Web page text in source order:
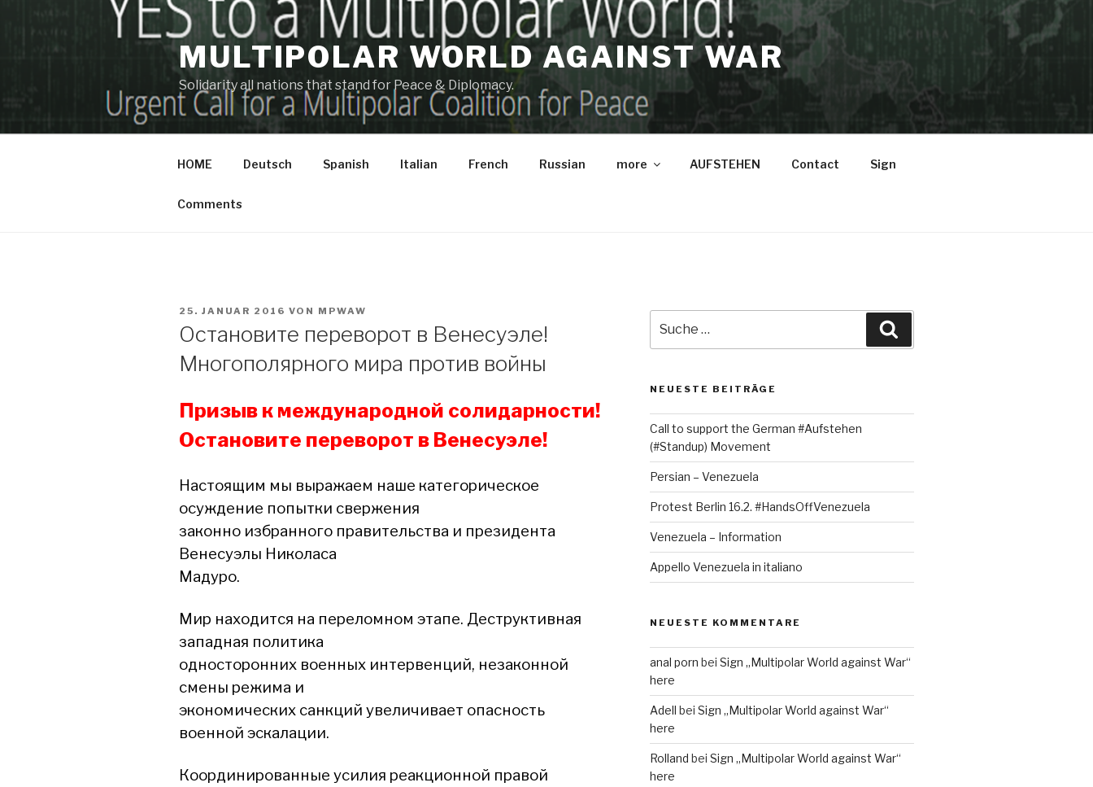
springen
MULTIPOLAR WORLD AGAINST WAR
Solidarity all nations that stand for Peace & Diplomacy.
HOME Deutsch Spanish Italian French Russian more AUFSTEHEN Contact Sign
Comments
VERÖFFENTLICHT
AM
25. JANUAR 2016 VON MPWAW
Остановите переворот в Венесуэле!
Многополярного мира против войны
Призыв к международной солидарности!
Остановите переворот в Венесуэле!
Настоящим мы выражаем наше категорическое
осуждение попытки свержения
законно избранного правительства и президента
Венесуэлы Николаса
Мадуро.
Мир находится на переломном этапе. Деструктивная
западная политика
односторонних военных интервенций, незаконной
смены режима и
экономических санкций увеличивает опасность
военной эскалации.
Координированные усилия реакционной правой
nach:
NEUESTE BEITRÄGE
Call to support the German #Aufstehen
(#Standup) Movement
Persian – Venezuela
Protest Berlin 16.2. #HandsOffVenezuela
Venezuela – Information
Appello Venezuela in italiano
NEUESTE KOMMENTARE
anal porn bei Sign „Multipolar World against War“
here
Adell bei Sign „Multipolar World against War“
here
Rolland bei Sign „Multipolar World against War“
here